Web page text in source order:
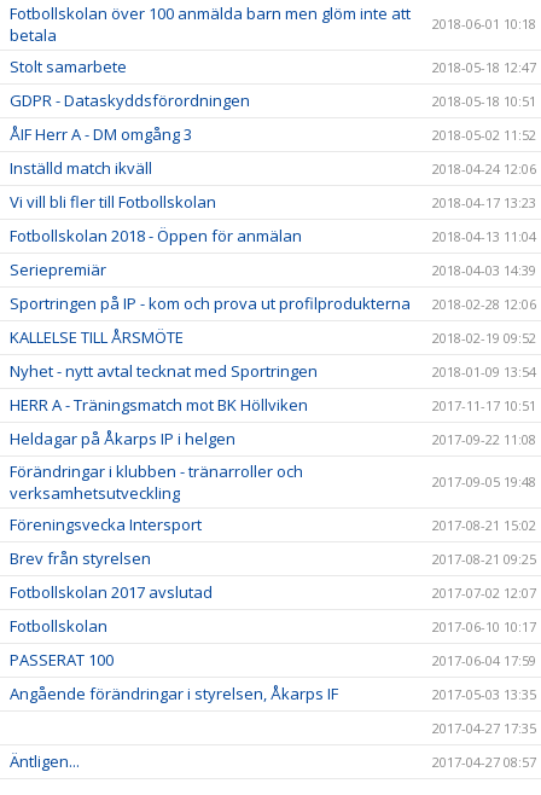
Fotbollskolan över 100 anmälda barn men glöm inte att
betala
2018-06-01 10:18
Stolt samarbete 2018-05-18 12:47
GDPR - Dataskyddsförordningen 2018-05-18 10:51
ÅIF Herr A - DM omgång 3 2018-05-02 11:52
Inställd match ikväll 2018-04-24 12:06
Vi vill bli fler till Fotbollskolan 2018-04-17 13:23
Fotbollskolan 2018 - Öppen för anmälan 2018-04-13 11:04
Seriepremiär 2018-04-03 14:39
Sportringen på IP - kom och prova ut profilprodukterna 2018-02-28 12:06
KALLELSE TILL ÅRSMÖTE 2018-02-19 09:52
Nyhet - nytt avtal tecknat med Sportringen 2018-01-09 13:54
HERR A - Träningsmatch mot BK Höllviken 2017-11-17 10:51
Heldagar på Åkarps IP i helgen 2017-09-22 11:08
Förändringar i klubben - tränarroller och
verksamhetsutveckling
2017-09-05 19:48
Föreningsvecka Intersport 2017-08-21 15:02
Brev från styrelsen 2017-08-21 09:25
Fotbollskolan 2017 avslutad 2017-07-02 12:07
Fotbollskolan 2017-06-10 10:17
PASSERAT 100 2017-06-04 17:59
Angående förändringar i styrelsen, Åkarps IF
2017-05-03 13:35
2017-04-27 17:35
Äntligen... 2017-04-27 08:57